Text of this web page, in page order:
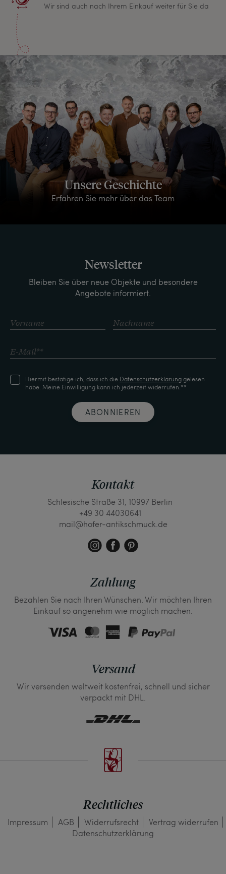
Wir sind auch nach Ihrem Einkauf weiter für Sie da
Unsere Geschichte
Erfahren Sie mehr über das Team
Newsletter
Bleiben Sie über neue Objekte und besondere
Angebote informiert.
Hiermit bestätige ich, dass ich die Daten­schutz­erklärunggelesen
habe. Meine Einwilligung kann ich jederzeit widerrufen.**
ABONNIEREN
Kontakt
Schlesische Straße 31, 10997 Berlin
+49 30 44030641
mail@hofer-antikschmuck.de
Zahlung
Bezahlen Sie nach Ihren Wünschen. Wir möchten Ihren
Einkauf so angenehm wie möglich machen.
Versand
Wir versenden weltweit kostenfrei, schnell und sicher
verpackt mit DHL.
Rechtliches
Impressum AGB Widerrufs­recht
Vertrag widerrufen
Daten­schutz­erklärung